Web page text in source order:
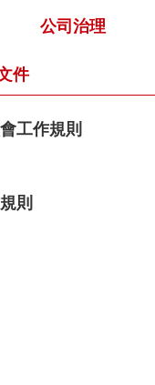
公司治理
件
工作規則
則